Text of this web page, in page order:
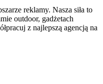
reklamy. Nasza siła to
outdoor, gadżetach
z najlepszą agencją na